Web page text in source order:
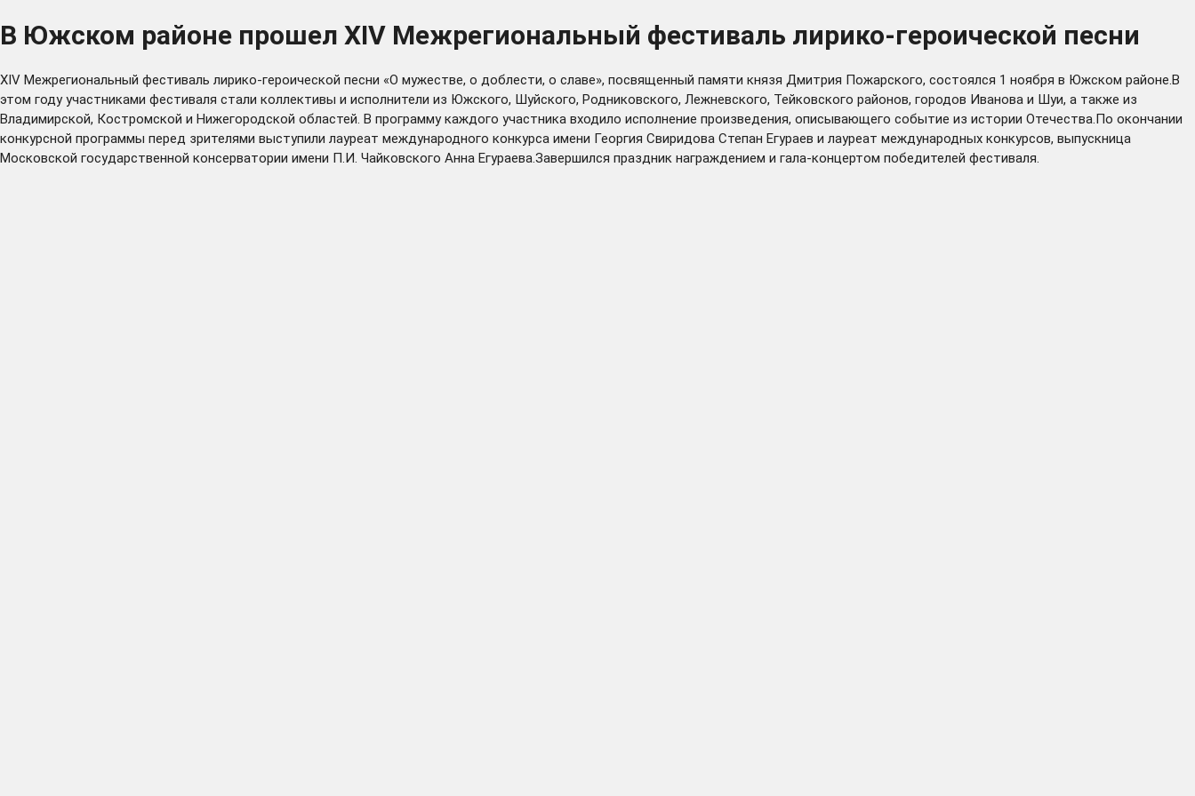
В Южском районе прошел XIV Межрегиональный фестиваль лирико-героической песни
XIV Межрегиональный фестиваль лирико-героической песни «О мужестве, о доблести, о славе», посвященный памяти князя Дмитрия Пожарского, состоялся 1 ноября в Южском районе.В
этом году участниками фестиваля стали коллективы и исполнители из Южского, Шуйского, Родниковского, Лежневского, Тейковского районов, городов Иванова и Шуи, а также из
Владимирской, Костромской и Нижегородской областей. В программу каждого участника входило исполнение произведения, описывающего событие из истории Отечества.По окончании
конкурсной программы перед зрителями выступили лауреат международного конкурса имени Георгия Свиридова Степан Егураев и лауреат международных конкурсов, выпускница
Московской государственной консерватории имени П.И. Чайковского Анна Егураева.Завершился праздник награждением и гала-концертом победителей фестиваля.